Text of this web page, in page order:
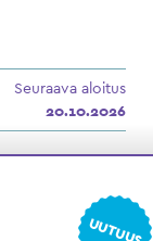
Seuraava aloitus
20.10.2026
UUTUUS